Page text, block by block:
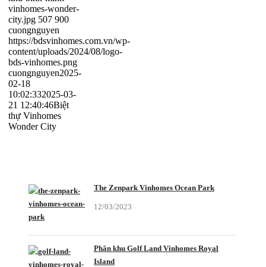
vinhomes-wonder-
city.jpg 507 900
cuongnguyen
https://bdsvinhomes.com.vn/wp-
content/uploads/2024/08/logo-
bds-vinhomes.png
cuongnguyen2025-
02-18
10:02:332025-03-
21 12:40:46Biệt
thự Vinhomes
Wonder City
The Zenpark Vinhomes Ocean Park
12/03/2023
Phân khu Golf Land Vinhomes Royal
Island